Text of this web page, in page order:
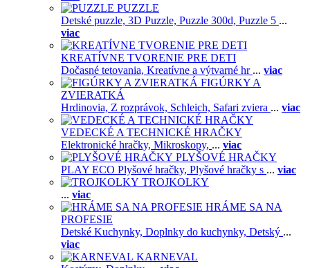
PUZZLE
Detské puzzle, 3D Puzzle, Puzzle 300d, Puzzle 5 ...
viac
KREATÍVNE TVORENIE PRE DETI
Dočasné tetovania, Kreatívne a výtvarné hr ... viac
FIGÚRKY A
ZVIERATKÁ
Hrdinovia, Z rozprávok, Schleich, Safari zviera ... viac
VEDECKÉ A TECHNICKÉ HRAČKY
Elektronické hračky, Mikroskopy, ... viac
PLYŠOVÉ HRAČKY
PLAY ECO Plyšové hračky, Plyšové hračky s ... viac
TROJKOLKY
... viac
HRÁME SA NA
PROFESIE
Detské Kuchynky, Doplnky do kuchynky, Detský ...
viac
KARNEVAL